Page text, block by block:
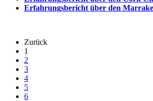
Erfahrungsbericht über den
Zurück
1
2
3
4
5
6